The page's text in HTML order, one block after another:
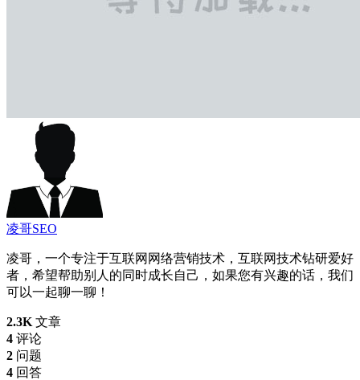
凌哥SEO
凌哥，一个专注于互联网网络营销技术，互联网技术钻研爱好
者，希望帮助别人的同时成长自己，如果您有兴趣的话，我们
可以一起聊一聊！
2.3K 文章
4 评论
2 问题
4 回答